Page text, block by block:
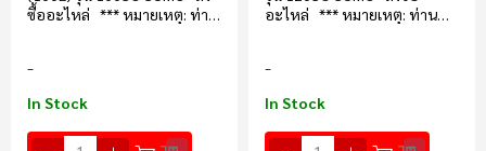
ซื้ออะไหล่ *** หมายเหตุ: ท่าน
เว็บไซต์ได้ที่นี่ @Line
In Stock
อะไหล่ *** หมายเหตุ: ท่าน
เว็บไซต์ได้ที่นี่ @Line
In Stock